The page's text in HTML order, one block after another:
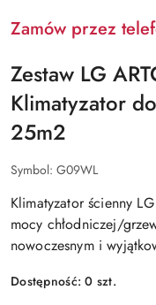
Zamów przez
Zestaw LG
Klimatyzator
25m2
Symbol: G09WL
Klimatyzator ścienny
mocy chłodniczej/
nowoczesnym i
Dostępność:0 szt.